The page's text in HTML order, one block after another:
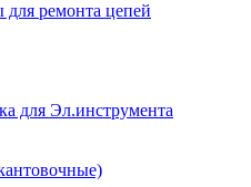
ремонта цепей
для Эл.инструмента